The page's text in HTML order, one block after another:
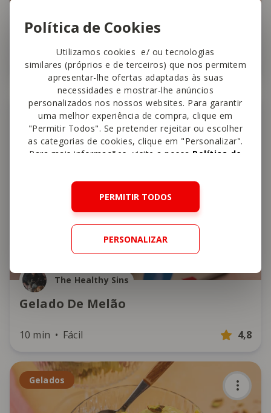
Política de Cookies
Utilizamos cookies e/ ou tecnologias
similares (próprios e de terceiros) que nos permitem
apresentar-lhe ofertas adaptadas às suas
necessidades e mostrar-lhe anúncios
personalizados nos nossos websites. Para garantir
uma melhor experiência de compra, clique em
"Permitir Todos". Se pretender rejeitar ou escolher
as categorias de cookies, clique em "Personalizar".
Para mais informações, visite a nossa Política de
PERMITIR TODOS
PERSONALIZAR
Gelados de Fruta
10 min Fácil 4,6
Gelados
The Healthy Sins
Gelado De Melão
10 min Fácil 4,8
Gelados